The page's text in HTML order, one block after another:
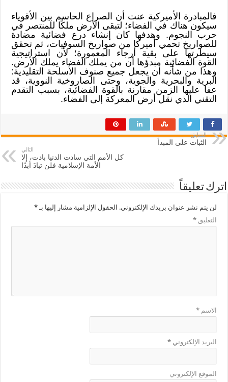
فالمبادرة الأميركية عنت أن الصراع الحاسم بين الأقوياء
سيكون هناك في الفضاء؛ لتبقى الأرض ملكًا للمنتصر في
حرب النجوم. وهدفها كان إنشاء درع فضائية مضادة
للصواريخ تحمي أميركا من صواريخ السوفيات، ثم تحقق
سيطرتها على بقية أرجاء المعمورة؛ لأن استراتيجية
القوة الفضائية مبدؤها أن من يملك الفضاء يملك الأرض.
وهذا من شأنه أن يجعل جميع صنوف الأسلحة التقليدية:
البرية والبحرية والجوية، وحتى الصاروخية النووية، قد
عفا عليها الزمن مقارنة بالقوة الفضائية، بسبب التقدم
التقني الذي نقل أرض المعركة إلى الفضاء.
السابق
الثبات على المبدأ
التالي
كل الأمم التي سادت الدنيا بادت، إلا
الأمة الإسلامية فلن تبادَ أبدًا
اترك تعليقاً
لن يتم نشر عنوان بريدك الإلكتروني. الحقول الإلزامية مشار إليها بـ*
التعليق*
الاسم*
البريد الإلكتروني*
الموقع الإلكتروني